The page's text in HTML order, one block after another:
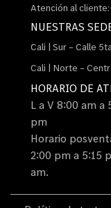
Atención al
NUESTRAS
Cali | Sur – Calle 5ta
Cali | Norte –
HORARIO DE
L a V 8:00 am a
pm
Horario
2:00 pm a 5:15
am.